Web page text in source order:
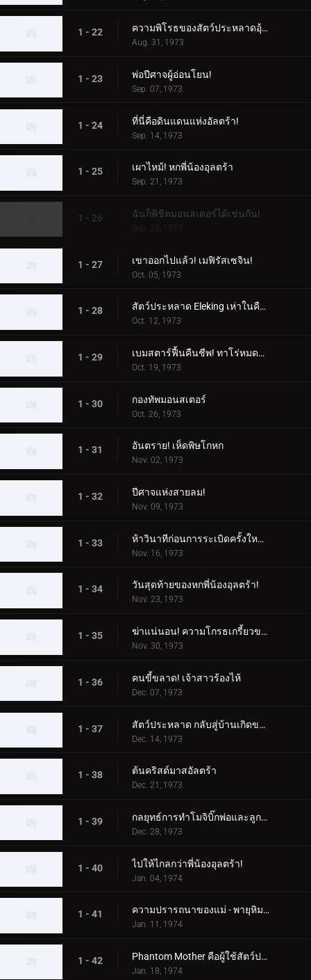
1 - 22 ความพิโรธของสัตว์ประหลาดอุ้มเด็ก!
Aug. 31, 1973
1 - 23 พ่อปีศาจผู้อ่อนโยน!
Sep. 07, 1973
1 - 24 ที่นี่คือดินแดนแห่งอัลตร้า!
Sep. 14, 1973
1 - 25 เผาไหม้! หกพี่น้องอุลตร้า
Sep. 21, 1973
1 - 26 ฉันก็พิชิตมอนสเตอร์ได้เช่นกัน!
Sep. 28, 1973
1 - 27 เขาออกไปแล้ว! เมฟิรัสเซจิน!
Oct. 05, 1973
1 - 28 สัตว์ประหลาด Eleking เห่าในคืนพระจันทร์เต็มดวง!
Oct. 12, 1973
1 - 29 เบมสตาร์ฟื้นคืนชีพ! ทาโร่หมดอายุแน่นอน!
Oct. 19, 1973
1 - 30 กองทัพมอนสเตอร์
Oct. 26, 1973
1 - 31 อันตราย! เห็ดพิษโกหก
Nov. 02, 1973
1 - 32 ปีศาจแห่งสายลม!
Nov. 09, 1973
1 - 33 ห้าวินาทีก่อนการระเบิดครั้งใหญ่ของดินแดนอุลตร้า!
Nov. 16, 1973
1 - 34 วันสุดท้ายของหกพี่น้องอุลตร้า!
Nov. 23, 1973
1 - 35 ฆ่าแน่นอน! ความโกรธเกรี้ยวของทาโร่!
Nov. 30, 1973
1 - 36 คนขี้ขลาด! เจ้าสาวร้องไห้
Dec. 07, 1973
1 - 37 สัตว์ประหลาด กลับสู่บ้านเกิดของคุณ!
Dec. 14, 1973
1 - 38 ต้นคริสต์มาสอัลตร้า
Dec. 21, 1973
1 - 39 กลยุทธ์การทำโมจิบิ๊กพ่อและลูกอุลตร้า
Dec. 28, 1973
1 - 40 ไปให้ไกลกว่าพี่น้องอุลตร้า!
Jan. 04, 1974
1 - 41 ความปรารถนาของแม่ - พายุหิมะเชอร์รี่กลางฤดูหนาว
Jan. 11, 1974
1 - 42 Phantom Mother คือผู้ใช้สัตว์ประหลาด!
Jan. 18, 1974